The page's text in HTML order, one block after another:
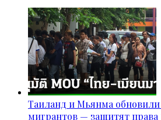
Таиланд и Мьянма
мигрантов — защитят права